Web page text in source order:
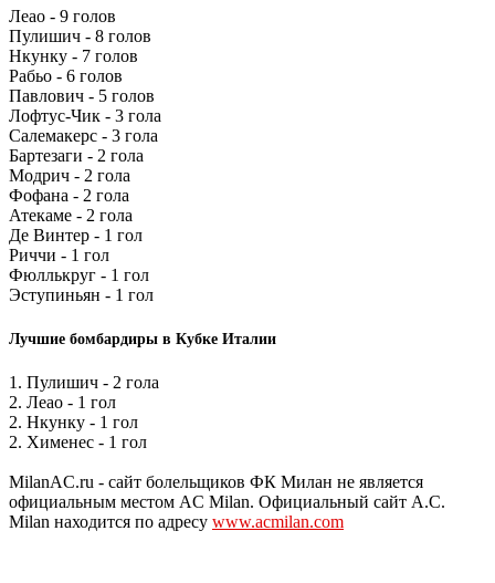
Леао - 9 голов
Пулишич - 8 голов
Нкунку - 7 голов
Рабьо - 6 голов
Павлович - 5 голов
Лофтус-Чик - 3 гола
Салемакерс - 3 гола
Бартезаги - 2 гола
Модрич - 2 гола
Фофана - 2 гола
Атекаме - 2 гола
Де Винтер - 1 гол
Риччи - 1 гол
Фюллькруг - 1 гол
Эступиньян - 1 гол
Лучшие бомбардиры в Кубке Италии
1. Пулишич - 2 гола
2. Леао - 1 гол
2. Нкунку - 1 гол
2. Хименес - 1 гол
MilanAC.ru - сайт болельщиков ФК Милан не является
официальным местом AC Milan. Официальный сайт A.C.
Milan находится по адресу www.acmilan.com